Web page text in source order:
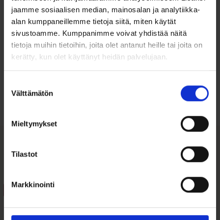
jaamme sosiaalisen median, mainosalan ja analytiikka-
alan kumppaneillemme tietoja siitä, miten käytät
sivustoamme. Kumppanimme voivat yhdistää näitä
tietoja muihin tietoihin, joita olet antanut heille tai joita on
kerätty, kun olet käyttänyt heidän palvelujaan.
valinta
Välttämätön
Mieltymykset
Tilastot
Markkinointi
Tutustu myös
ALE 26%
Tällä
tuotteella
on
useampi